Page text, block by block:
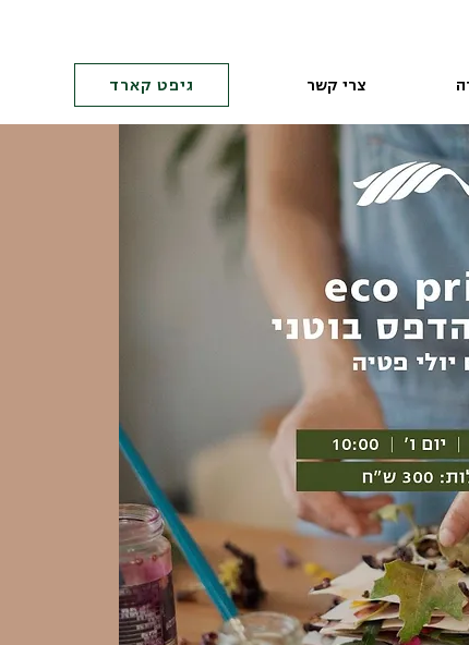
גיפט קארד צרי קשר